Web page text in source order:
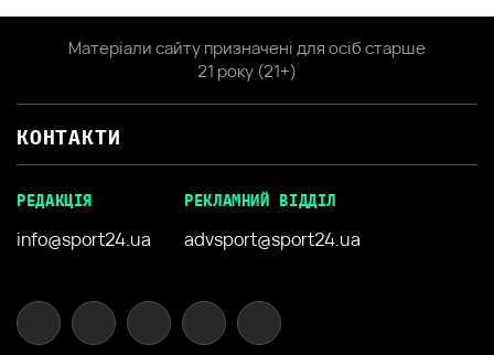
Матеріали сайту призначені для осіб старше
21 року (21+)
КОНТАКТИ
РЕДАКЦІЯ
info@sport24.ua
РЕКЛАМНИЙ ВІДДІЛ
advsport@sport24.ua